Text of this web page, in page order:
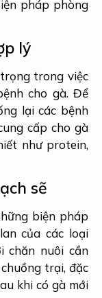
pháp phòng
lý
trong việc
cho gà. Để
lại các bệnh
cấp cho gà
như protein,
sẽ
biện pháp
của các loại
chăn nuôi cần
trại, đặc
khi có gà mới